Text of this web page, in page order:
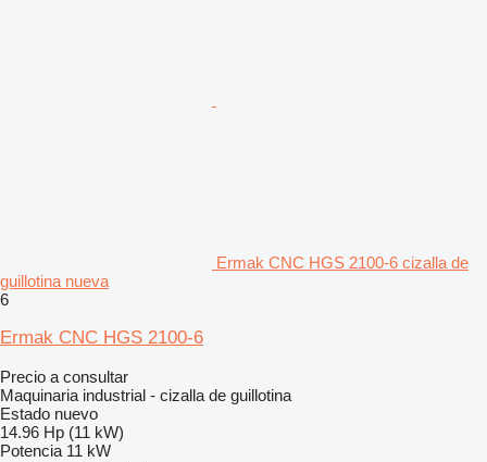
Ermak CNC HGS 2100-6 cizalla de
guillotina nueva
6
Ermak CNC HGS 2100-6
Precio a consultar
Maquinaria industrial - cizalla de guillotina
Estado nuevo
14.96 Hp (11 kW)
Potencia 11 kW